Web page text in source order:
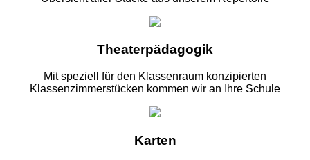
Theaterpädagogik
Mit speziell für den Klassenraum konzipierten
Klassenzimmerstücken kommen wir an Ihre Schule
Karten